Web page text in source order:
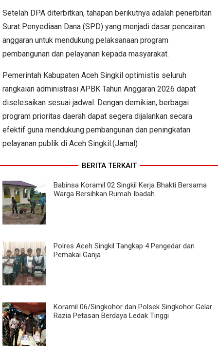
Setelah DPA diterbitkan, tahapan berikutnya adalah penerbitan
Surat Penyediaan Dana (SPD) yang menjadi dasar pencairan
anggaran untuk mendukung pelaksanaan program
pembangunan dan pelayanan kepada masyarakat.
Pemerintah Kabupaten Aceh Singkil optimistis seluruh
rangkaian administrasi APBK Tahun Anggaran 2026 dapat
diselesaikan sesuai jadwal. Dengan demikian, berbagai
program prioritas daerah dapat segera dijalankan secara
efektif guna mendukung pembangunan dan peningkatan
pelayanan publik di Aceh Singkil.(Jamal)
BERITA TERKAIT
Babinsa Koramil 02 Singkil Kerja Bhakti Bersama
Warga Bersihkan Rumah Ibadah
Polres Aceh Singkil Tangkap 4 Pengedar dan
Pemakai Ganja
Koramil 06/Singkohor dan Polsek Singkohor Gelar
Razia Petasan Berdaya Ledak Tinggi